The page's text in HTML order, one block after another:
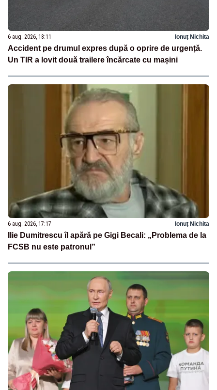
6 aug. 2026, 18:11 Ionuț Nichita
Accident pe drumul expres după o oprire de urgență.
Un TIR a lovit două trailere încărcate cu mașini
6 aug. 2026, 17:17 Ionuț Nichita
Ilie Dumitrescu îl apără pe Gigi Becali: „Problema de la
FCSB nu este patronul”